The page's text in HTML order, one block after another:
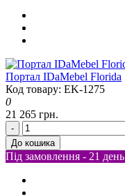
Портал IDaMebel Florida
Код товару: EK-1275
0
21 265 грн.
-
До кошика
Під замовлення - 21 день